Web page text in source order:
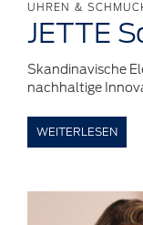
UHREN &
JETTE
Skandinavische
nachhaltige
WEITERLESEN